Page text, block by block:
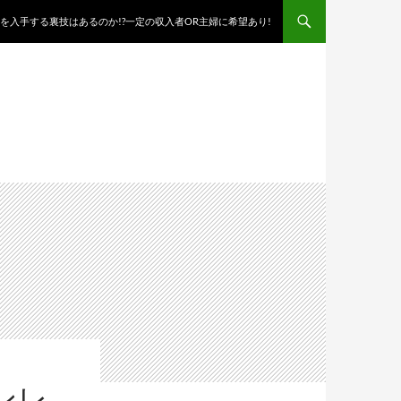
入手する裏技はあるのか!?一定の収入者OR主婦に希望あり!